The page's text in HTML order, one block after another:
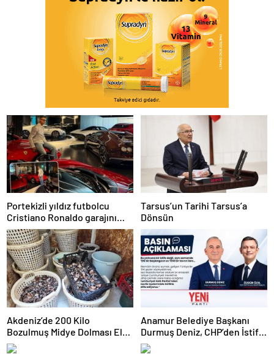
Portekizli yıldız futbolcu
Cristiano Ronaldo garajını
açtı,
Tarsus’un Tarihi Tarsus’a
Dönsün
Akdeniz’de 200 Kilo
Bozulmuş Midye Dolması Ele
Geçirildi
Anamur Belediye Başkanı
Durmuş Deniz, CHP’den İstifa
Etti: